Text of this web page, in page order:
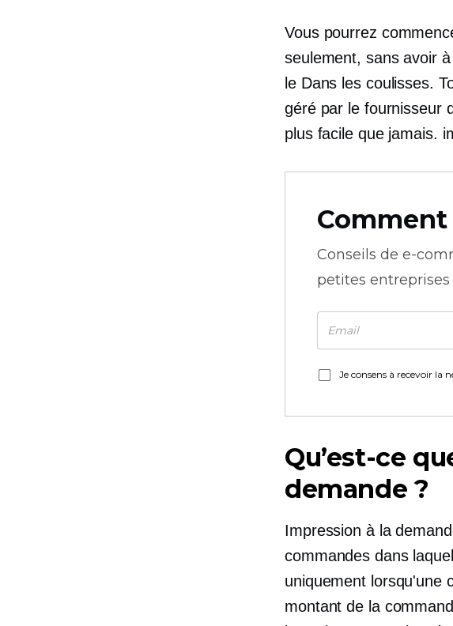
Vous pourrez
seulement, sans avoir
le Dans les coulisses.
géré par le fournisseur
plus facile que jamais.
Conseils de e-
petites
Je consens à recevoir la
Qu’est-ce
demande ?
Impression à la
commandes dans
uniquement lorsqu'une
montant de la